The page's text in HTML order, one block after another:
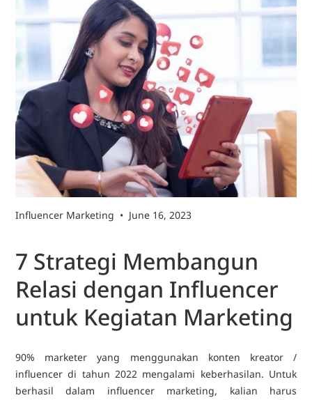
Influencer Marketing • June 16, 2023
7 Strategi Membangun
Relasi dengan Influencer
untuk Kegiatan Marketing
90% marketer yang menggunakan konten kreator /
influencer di tahun 2022 mengalami keberhasilan. Untuk
berhasil dalam influencer marketing, kalian harus